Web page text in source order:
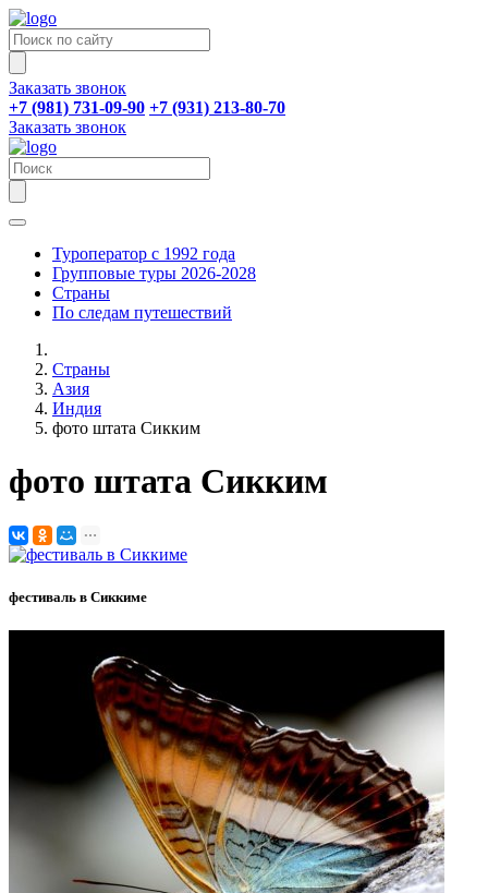
Заказать звонок
+7 (981) 731-09-90 +7 (931) 213-80-70
Заказать звонок
Туроператор с 1992 года
Групповые туры 2026-2028
Страны
По следам путешествий
Страны
Азия
Индия
фото штата Сикким
фото штата Сикким
фестиваль в Сиккиме